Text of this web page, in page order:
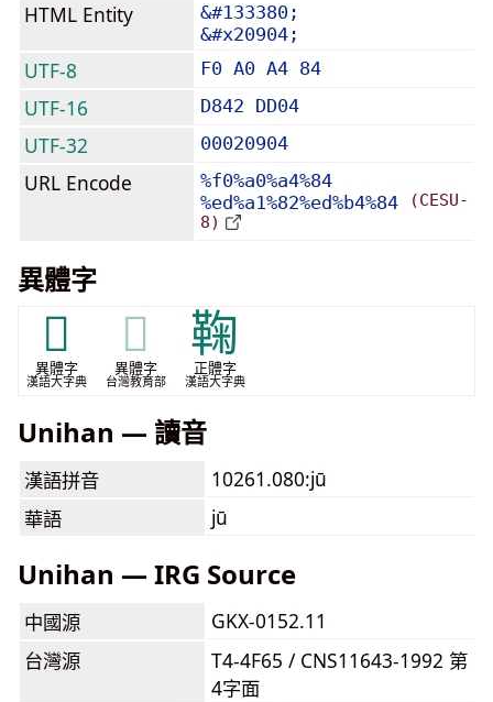
HTML Entity
&#133380;
&#x20904;
UTF-8 F0 A0 A4 84
UTF-16 D842 DD04
UTF-32 00020904
URL Encode
%f0%a0%a4%84
%ed%a1%82%ed%b4%84
(CESU-
8)
異體字
𠣮
異體字
漢語大字典
𠣮
異體字
台灣教育部
鞠
正體字
漢語大字典
Unihan — 讀音
漢語拼音
10261.080:jū
華語
jū
Unihan — IRG Source
中國源
GKX-0152.11
台灣源
T4-4F65 / CNS11643-1992 第
4字面